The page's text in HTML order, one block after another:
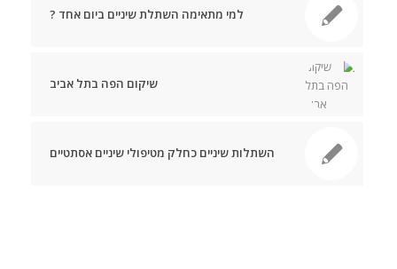
למי מתאימה השתלת שיניים ביום אחד ?
שיקום הפה בתל אביב
השתלות שיניים כחלק מטיפולי שיניים אסתטיים